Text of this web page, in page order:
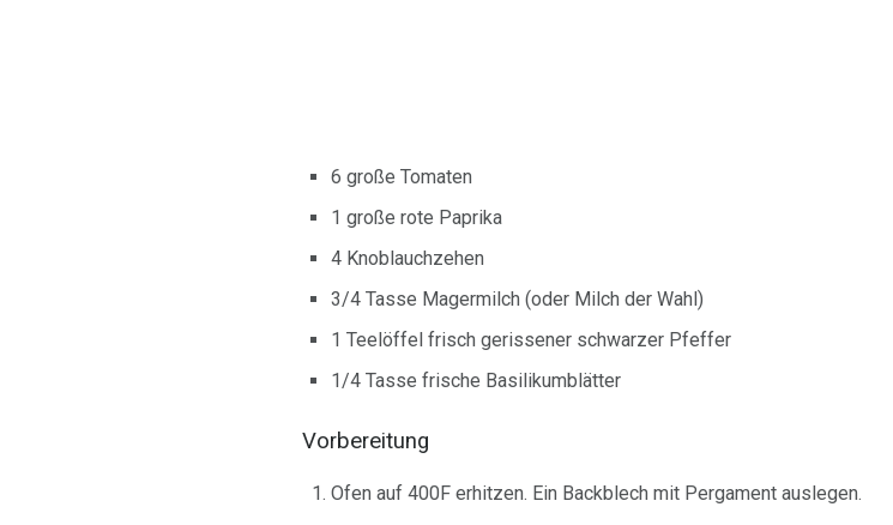
6 große Tomaten
1 große rote Paprika
4 Knoblauchzehen
3/4 Tasse Magermilch (oder Milch der Wahl)
1 Teelöffel frisch gerissener schwarzer Pfeffer
1/4 Tasse frische Basilikumblätter
Vorbereitung
Ofen auf 400F erhitzen. Ein Backblech mit Pergament auslegen.